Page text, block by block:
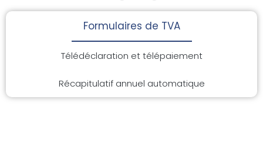
Formulaires de TVA
Télédéclaration et télépaiement
Récapitulatif annuel automatique